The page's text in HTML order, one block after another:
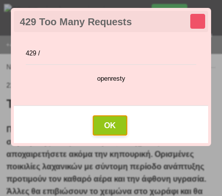
429 Too Many Requests
429 /
openresty
OK
+421 915 420 295 | ΔΕΥΤΈΡΑ - ΠΑΡΑΣΚΕΥΉ 9:00 - 16:00
Menu
Νέα Τι να φυτέψετε τον Σεπτέμβριο
21.09.2021 (Αρχικό άρθρο: 10.09.2021)
Τι να φυτέψετε τον Σεπτέμβριο
Παρόλο που ο Σεπτέμβριος είναι ο πρώτος μήνας
συγκομιδής του φθινοπώρου, δεν χρειάζεται να
αποχαιρετήσετε ακόμα την κηπουρική. Ορισμένες
ποικιλίες λαχανικών με σύντομη περίοδο ανάπτυξης
προτιμούν τον καθαρό αέρα και την άφθονη υγρασία.
Άλλες θα επιβιώσουν το χειμώνα στο χωράφι και θα